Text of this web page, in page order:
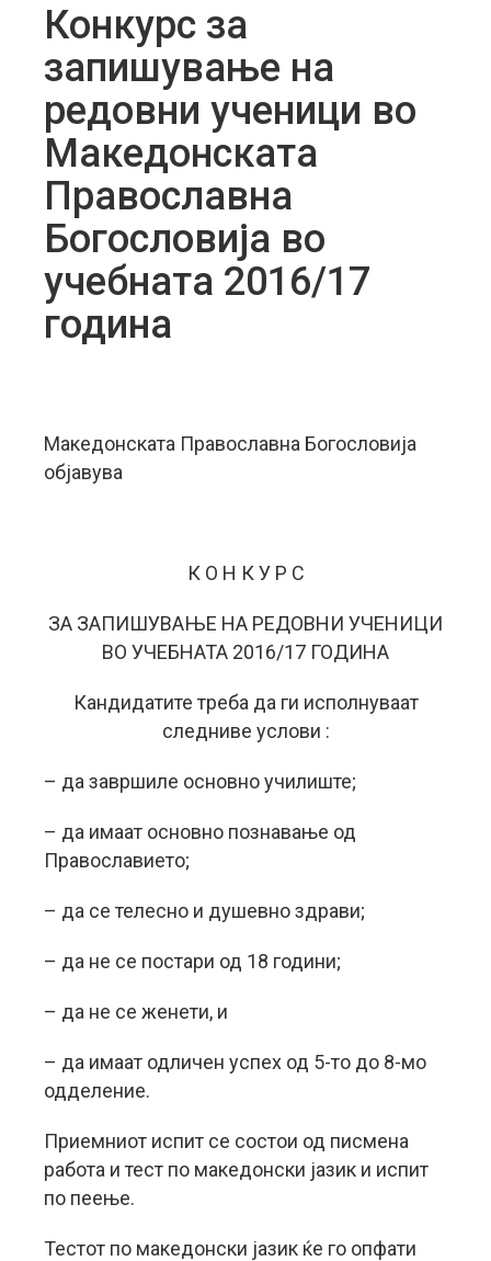
Конкурс за
запишување на
редовни ученици во
Македонската
Православна
Богословија во
учебната 2016/17
година
Македонската Православна Богословија
објавува
К О Н К У Р С
ЗА ЗАПИШУВАЊЕ НА РЕДОВНИ УЧЕНИЦИ
ВО УЧЕБНАТА 2016/17 ГОДИНА
Кандидатите треба да ги исполнуваат
следниве услови :
– да завршиле основно училиште;
– да имаат основно познавање од
Православието;
– да се телесно и душевно здрави;
– да не се постари од 18 години;
– да не се женети, и
– да имаат одличен успех од 5-то до 8-мо
одделение.
Приемниот испит се состои од писмена
работа и тест по македонски јазик и испит
по пеење.
Тестот по македонски јазик ќе го опфати